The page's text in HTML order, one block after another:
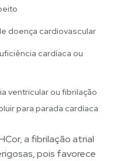
doença cardiovascular
cardíaca ou
ventricular ou fibrilação
para parada cardíaca
a fibrilação atrial
pois favorece